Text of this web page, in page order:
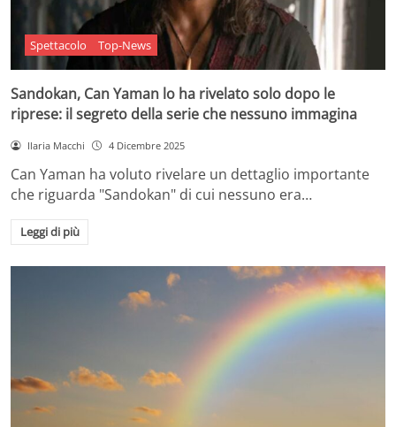
Spettacolo Top-News
Sandokan, Can Yaman lo ha rivelato solo dopo le
riprese: il segreto della serie che nessuno immagina
Ilaria Macchi 4 Dicembre 2025
Can Yaman ha voluto rivelare un dettaglio importante
che riguarda "Sandokan" di cui nessuno era…
Leggi di più